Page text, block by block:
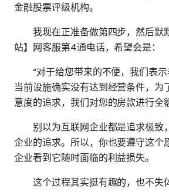
金融股票评级机构。
我现在正准备做第四步，然后默
站】网客服第4通电话，希望会是：
“对于给您带来的不便，我们表示
当前设施确实没有达到经营条件，为
意度的追求，我们对您的房款进行全
别以为互联网企业都是追求极致
企业的追求。所以，你也要遵守这个
企业看到它随时面临的利益损失。
这个过程其实挺有趣的，也不失